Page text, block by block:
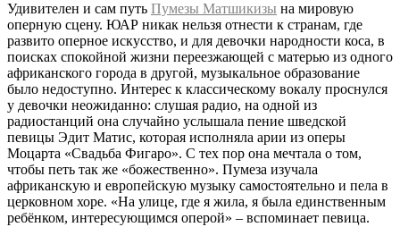
Удивителен и сам путь Пумезы Матшикизы на мировую
оперную сцену. ЮАР никак нельзя отнести к странам, где
развито оперное искусство, и для девочки народности коса, в
поисках спокойной жизни переезжающей с матерью из одного
африканского города в другой, музыкальное образование
было недоступно. Интерес к классическому вокалу проснулся
у девочки неожиданно: слушая радио, на одной из
радиостанций она случайно услышала пение шведской
певицы Эдит Матис, которая исполняла арии из оперы
Моцарта «Свадьба Фигаро». С тех пор она мечтала о том,
чтобы петь так же «божественно». Пумеза изучала
африканскую и европейскую музыку самостоятельно и пела в
церковном хоре. «На улице, где я жила, я была единственным
ребёнком, интересующимся оперой» – вспоминает певица.